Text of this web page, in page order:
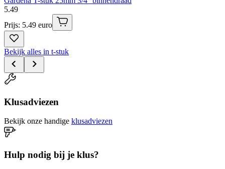
5.49
Prijs: 5.49 euro
Bekijk alles in t-stuk
Klusadviezen
Bekijk onze handige klusadviezen
Hulp nodig bij je klus?